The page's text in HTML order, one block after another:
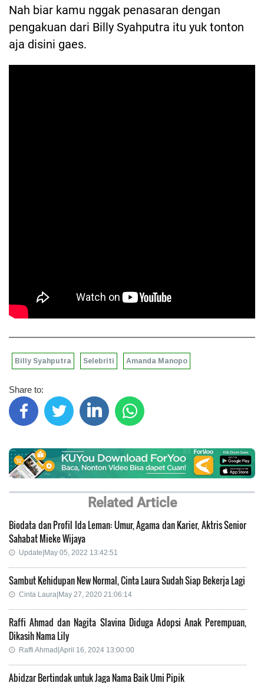
Nah biar kamu nggak penasaran dengan
pengakuan dari Billy Syahputra itu yuk tonton
aja disini gaes.
Billy Syahputra Selebriti Amanda Manopo
Share to:
Related Article
Biodata dan Profil Ida Leman: Umur, Agama dan Karier, Aktris Senior
Sahabat Mieke Wijaya
Update|May 05, 2022 13:42:51
Sambut Kehidupan New Normal, Cinta Laura Sudah Siap Bekerja Lagi
Cinta Laura|May 27, 2020 21:06:14
Raffi Ahmad dan Nagita Slavina Diduga Adopsi Anak Perempuan,
Dikasih Nama Lily
Raffi Ahmad|April 16, 2024 13:00:00
Abidzar Bertindak untuk Jaga Nama Baik Umi Pipik